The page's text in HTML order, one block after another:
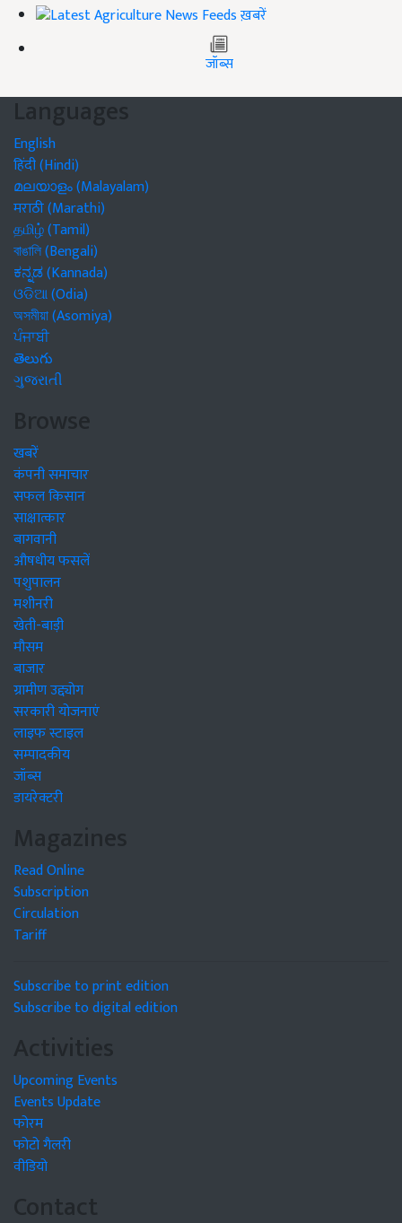
ख़बरें
जॉब्स
Languages
English
हिंदी (Hindi)
മലയാളം (Malayalam)
मराठी (Marathi)
தமிழ் (Tamil)
বাঙালি (Bengali)
ಕನ್ನಡ (Kannada)
ଓଡିଆ (Odia)
অসমীয়া (Asomiya)
ਪੰਜਾਬੀ
తెలుగు
ગુજરાતી
Browse
खबरें
कंपनी समाचार
सफल किसान
साक्षात्कार
बागवानी
औषधीय फसलें
पशुपालन
मशीनरी
खेती-बाड़ी
मौसम
बाजार
ग्रामीण उद्द्योग
सरकारी योजनाएं
लाइफ स्टाइल
सम्पादकीय
जॉब्स
डायरेक्टरी
Magazines
Read Online
Subscription
Circulation
Tariff
Subscribe to print edition
Subscribe to digital edition
Activities
Upcoming Events
Events Update
फोरम
फोटो गैलरी
वीडियो
Contact